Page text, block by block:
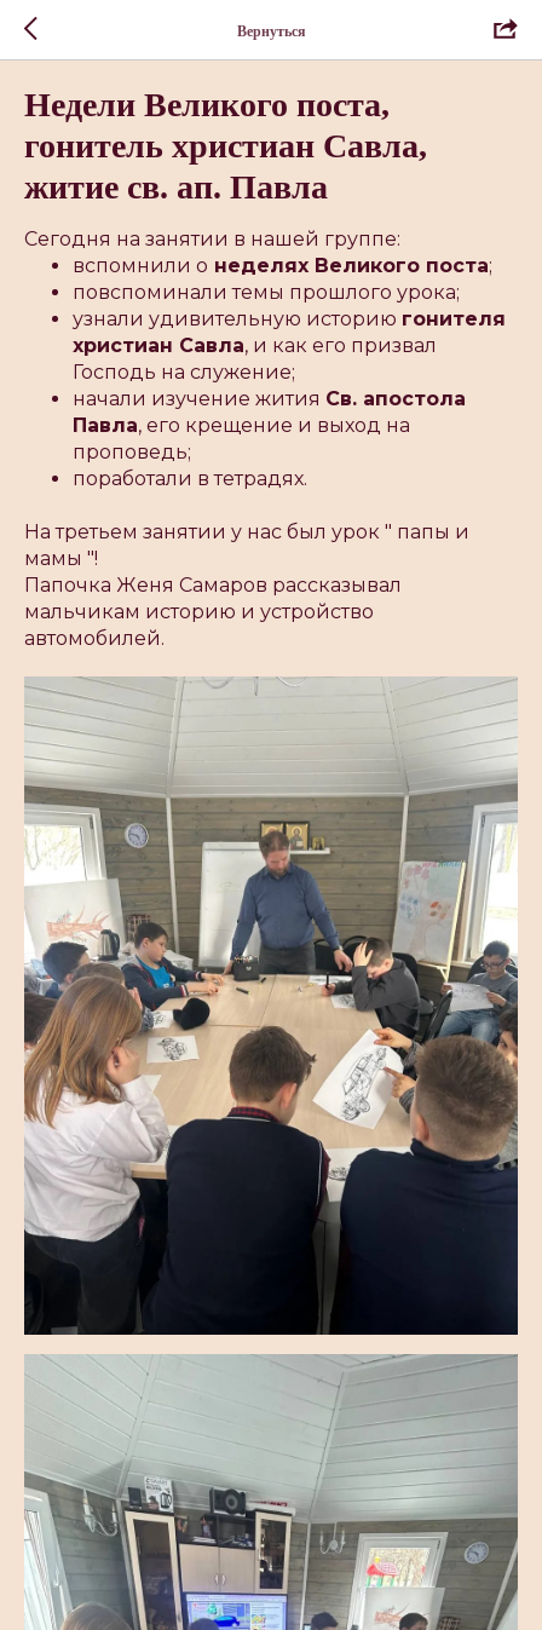
Вернуться
Недели Великого поста,
гонитель христиан Савла,
житие св. ап. Павла
Сегодня на занятии в нашей группе:
вспомнили о неделях Великого поста;
повспоминали темы прошлого урока;
узнали удивительную историю гонителя
христиан Савла, и как его призвал
Господь на служение;
начали изучение жития Св. апостола
Павла, его крещение и выход на
проповедь;
поработали в тетрадях.
На третьем занятии у нас был урок " папы и
мамы "!
Папочка Женя Самаров рассказывал
мальчикам историю и устройство
автомобилей.